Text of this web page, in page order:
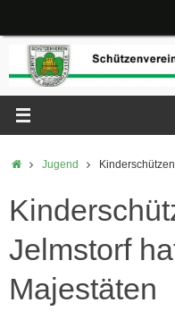
springen
StartJugend
Jelmstorf
Majestäten